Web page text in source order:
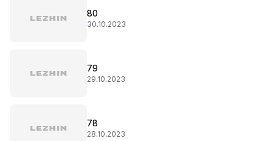
80
30.10.2023
79
29.10.2023
78
28.10.2023